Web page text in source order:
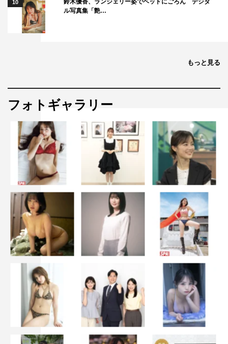
10
ル写真集「艶…
もっと見る
フォトギャラリー